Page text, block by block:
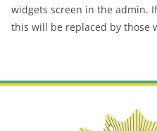
widgets screen in the admin.
this will be replaced by those